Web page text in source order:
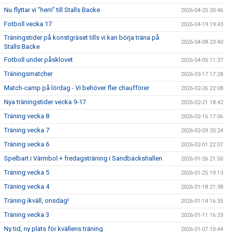
Nu flyttar vi "hem" till Stalls Backe 2026-04-25 20:46
Fotboll vecka 17 2026-04-19 19:43
Träningstider på konstgräset tills vi kan börja träna på
Stalls Backe
2026-04-08 23:40
Fotboll under påsklovet 2026-04-05 11:37
Träningsmatcher 2026-03-17 17:28
Match-camp på lördag - Vi behöver fler chaufförer 2026-02-26 22:08
Nya träningstider vecka 9-17 2026-02-21 18:42
Träning vecka 8 2026-02-16 17:06
Träning vecka 7 2026-02-09 20:24
Träning vecka 6 2026-02-01 22:07
Spelbart i Värmbol + fredagsträning i Sandbäckshallen 2026-01-26 21:50
Träning vecka 5 2026-01-25 19:13
Träning vecka 4 2026-01-18 21:38
Träning ikväll, onsdag! 2026-01-14 16:35
Träning vecka 3 2026-01-11 16:33
Ny tid, ny plats för kvällens träning 2026-01-07 10:44